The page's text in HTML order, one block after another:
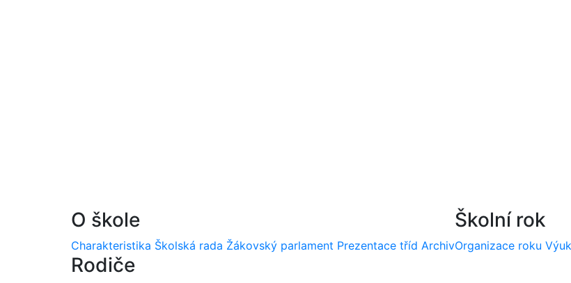
O škole
Charakteristika Školská rada Žákovský parlament Prezentace tříd Archiv
Školní rok
Organizace roku
Rodiče